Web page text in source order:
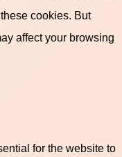
cookies. But
affect your browsing
for the website to